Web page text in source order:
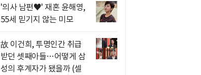
'의사 남편♥' 재혼 윤해영,
55세 믿기지 않는 미모
故 이건희, 투명인간 취급
받던 셋째아들…어떻게 삼
성의 후계자가 됐을까 (셀